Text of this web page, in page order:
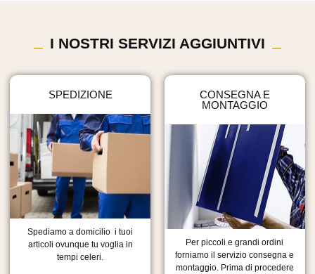
I NOSTRI SERVIZI AGGIUNTIVI
SPEDIZIONE
Spediamo a domicilio i tuoi
articoli ovunque tu voglia in
tempi celeri.
CONSEGNA E
MONTAGGIO
Per piccoli e grandi ordini
forniamo il servizio consegna e
montaggio. Prima di procedere